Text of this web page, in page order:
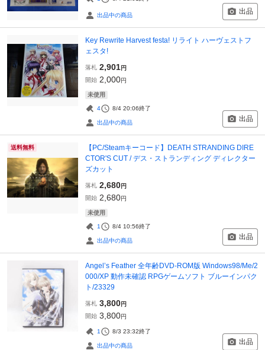
出品中の商品 出品
Key Rewrite Harvest festa! リライト ハーヴェストフ
ェスタ!
落札 2,901円
開始 2,000円
未使用
4 8/4 20:06終了
出品中の商品 出品
送料無料
【PC/Steamキーコード】DEATH STRANDING DIRE
CTOR'S CUT / デス・ストランディング ディレクター
ズカット
落札 2,680円
開始 2,680円
未使用
1 8/4 10:56終了
出品中の商品 出品
Angel’s Feather 全年齢DVD-ROM版 Windows98/Me/2
000/XP 動作未確認 RPGゲームソフト ブルーインパク
ト/23329
落札 3,800円
開始 3,800円
1 8/3 23:32終了
出品中の商品 出品